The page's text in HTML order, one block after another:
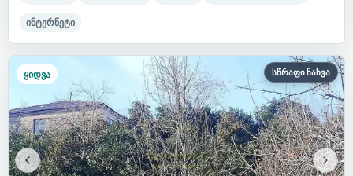
ინტერნეტი
ყიდვა სწრაფი ნახვა